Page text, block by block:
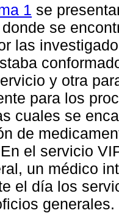
1 se
se
las
y otra
para los
cuales se
de
el servicio
un médico
el día los
generales.